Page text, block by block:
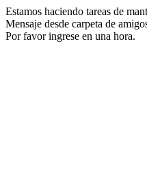
Estamos haciendo tareas de
Mensaje desde carpeta de
Por favor ingrese en una hora.